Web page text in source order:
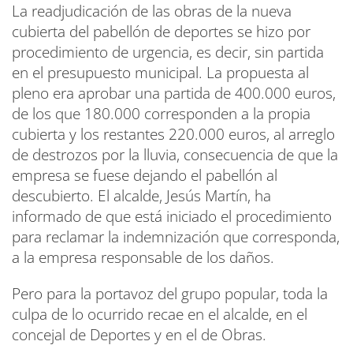
La readjudicación de las obras de la nueva
cubierta del pabellón de deportes se hizo por
procedimiento de urgencia, es decir, sin partida
en el presupuesto municipal. La propuesta al
pleno era aprobar una partida de 400.000 euros,
de los que 180.000 corresponden a la propia
cubierta y los restantes 220.000 euros, al arreglo
de destrozos por la lluvia, consecuencia de que la
empresa se fuese dejando el pabellón al
descubierto. El alcalde, Jesús Martín, ha
informado de que está iniciado el procedimiento
para reclamar la indemnización que corresponda,
a la empresa responsable de los daños.
Pero para la portavoz del grupo popular, toda la
culpa de lo ocurrido recae en el alcalde, en el
concejal de Deportes y en el de Obras.